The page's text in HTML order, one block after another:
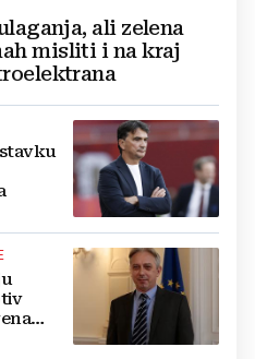
ali zelena
misliti i na kraj